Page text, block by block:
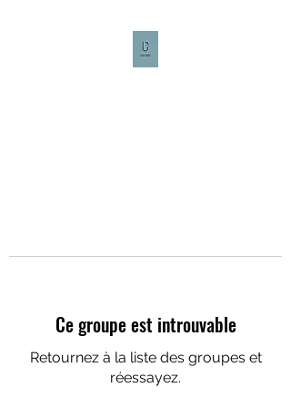
Ce groupe est introuvable
Retournez à la liste des groupes et
réessayez.